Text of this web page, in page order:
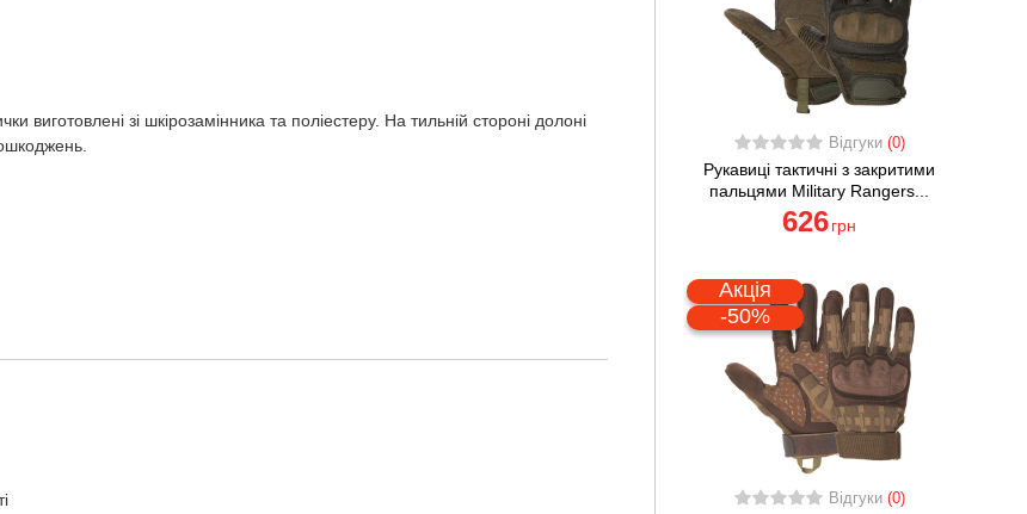
виготовлені зі шкірозамінника та поліестеру. На тильній стороні долоні
Відгуки (0)
Рукавиці тактичні з закритими
пальцями Military Rangers...
626 грн
Акція
-50%
Відгуки (0)